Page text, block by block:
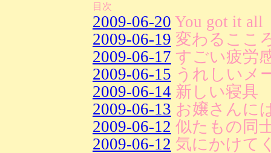
目次
2009-06-20 You got it all
2009-06-19 変わるここ
2009-06-17 すごい疲労
2009-06-15 うれしいメ
2009-06-14 新しい寝具
2009-06-13 お嬢さんに
2009-06-12 似たもの同
2009-06-12 気にかけて